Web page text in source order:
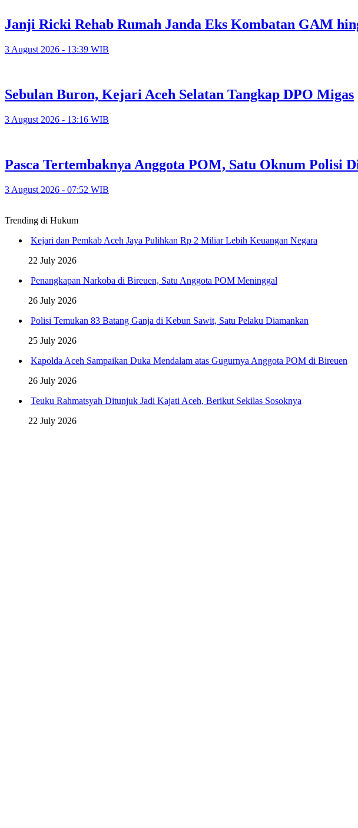
Janji Ricki Rehab Rumah Janda Eks Kombatan GAM
3 August 2026 - 13:39 WIB
Sebulan Buron, Kejari Aceh Selatan Tangkap DPO Migas
3 August 2026 - 13:16 WIB
Pasca Tertembaknya Anggota POM, Satu Oknum Polisi
3 August 2026 - 07:52 WIB
Trending di Hukum
Kejari dan Pemkab Aceh Jaya Pulihkan Rp 2 Miliar Lebih Keuangan Negara
22 July 2026
Penangkapan Narkoba di Bireuen, Satu Anggota POM Meninggal
26 July 2026
Polisi Temukan 83 Batang Ganja di Kebun Sawit, Satu Pelaku Diamankan
25 July 2026
Kapolda Aceh Sampaikan Duka Mendalam atas Gugurnya Anggota POM di Bireuen
26 July 2026
Teuku Rahmatsyah Ditunjuk Jadi Kajati Aceh, Berikut Sekilas Sosoknya
22 July 2026